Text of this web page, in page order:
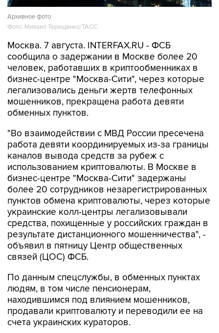
Архивное фото
Фото: Михаил Терещенко/ТАСС
Москва. 7 августа. INTERFAX.RU - ФСБ
сообщила о задержании в Москве более 20
человек, работавших в криптообменниках в
бизнес-центре "Москва-Сити", через которые
легализовались деньги жертв телефонных
мошенников, прекращена работа девяти
обменных пунктов.
"Во взаимодействии с МВД России пресечена
работа девяти координируемых из-за границы
каналов вывода средств за рубеж с
использованием криптовалюты. В Москве в
бизнес-центре "Москва-Сити" задержаны
более 20 сотрудников незарегистрированных
пунктов обмена криптовалюты, через которые
украинские колл-центры легализовывали
средства, похищенные у российских граждан в
результате дистанционного мошенничества", -
объявил в пятницу Центр общественных
связей (ЦОС) ФСБ.
По данным спецслужбы, в обменных пунктах
людям, в том числе пенсионерам,
находившимся под влиянием мошенников,
продавали криптовалюту и переводили ее на
счета украинских кураторов.